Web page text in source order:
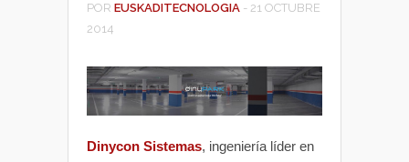
POR EUSKADITECNOLOGIA - 21 OCTUBRE
2014
Dinycon Sistemas, ingeniería líder en